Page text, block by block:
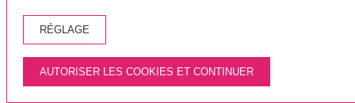
véhicule, pour les véhicules de plus de 45 personnes a fixé un
maximum de bus deux vélos, puis s' Il doit prévoir de la place pour
le reste des bagages. (Ordre indique jusqu'à 5 vélos) - Le passager
de transporter une bicyclette à bord du véhicule est responsable des
dommages qui peuvent se produire à d'autres passagers, leurs
bagages et le même véhicule. - Seuls les vélos peuvent être chargés
aux arrêts où ils peuvent s?arrêter et faire l?arrêt en toute sécurité
RÉGLAGE
AUTORISER LES COOKIES ET CONTINUER